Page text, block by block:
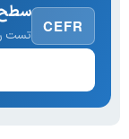
CEFR
سطح
تست رایگان ·